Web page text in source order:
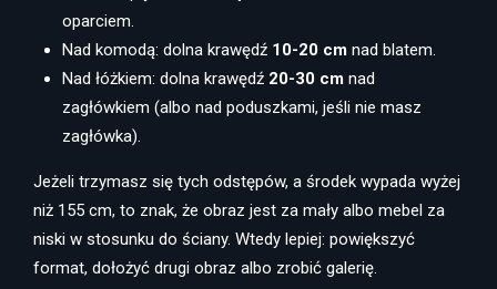
oparciem.
Nad komodą: dolna krawędź 10-20 cm nad blatem.
Nad łóżkiem: dolna krawędź 20-30 cm nad
zagłówkiem (albo nad poduszkami, jeśli nie masz
zagłówka).
Jeżeli trzymasz się tych odstępów, a środek wypada wyżej
niż 155 cm, to znak, że obraz jest za mały albo mebel za
niski w stosunku do ściany. Wtedy lepiej: powiększyć
format, dołożyć drugi obraz albo zrobić galerię.